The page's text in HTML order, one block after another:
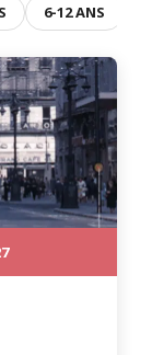
6-12 ANS